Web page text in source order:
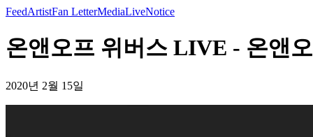
FeedArtistFan LetterMediaLiveNotice
온앤오프 위버스 LIVE - 온앤
2020년 2월 15일